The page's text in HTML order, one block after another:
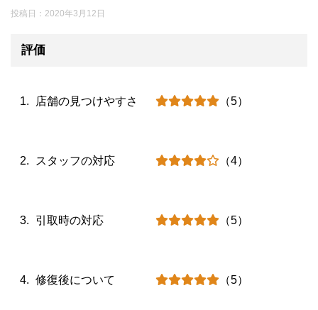
投稿日： 2020年3月12日
評価
店舗の見つけやすさ （5）
スタッフの対応 （4）
引取時の対応 （5）
修復後について （5）